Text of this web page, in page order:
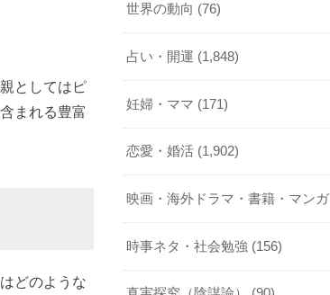
としてはピ
まれる豊富
どのような
世界の動向 (76)
占い・開運 (1,848)
妊婦・ママ (171)
恋愛・婚活 (1,902)
映画・海外ドラマ・書籍・マンガ
時事ネタ・社会勉強 (156)